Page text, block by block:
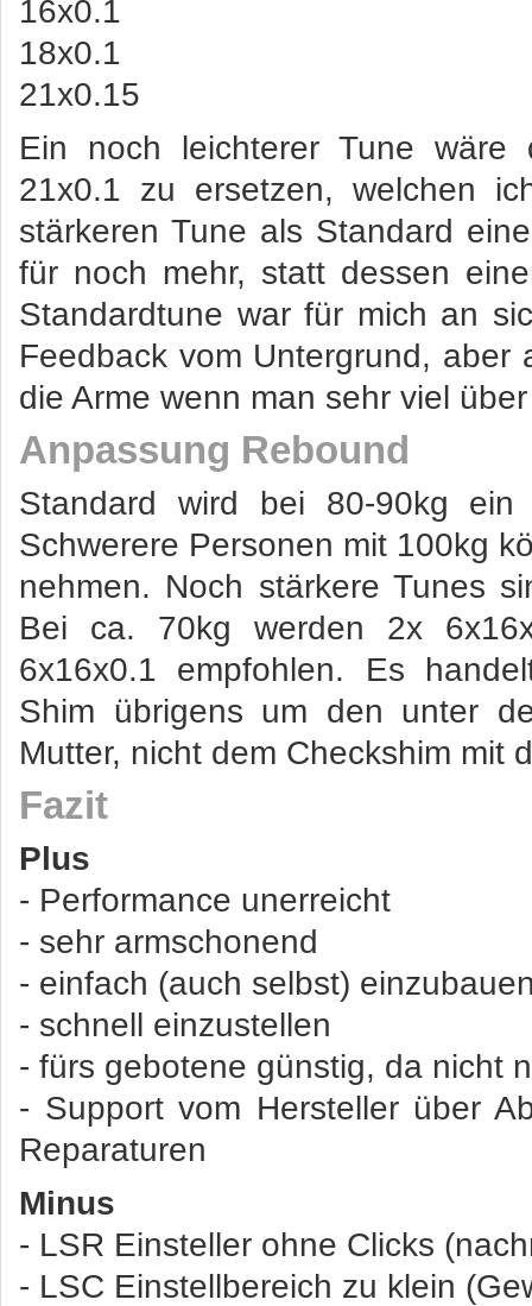
16x0.1
18x0.1
21x0.15
Ein noch leichterer Tune wäre
21x0.1 zu ersetzen, welchen
stärkeren Tune als Standard
für noch mehr, statt dessen
Standardtune war für mich an
Feedback vom Untergrund, aber
die Arme wenn man sehr viel
Anpassung Rebound
Standard wird bei 80-90kg ein
Schwerere Personen mit 100kg
nehmen. Noch stärkere Tunes
Bei ca. 70kg werden 2x
6x16x0.1 empfohlen. Es
Shim übrigens um den unter
Mutter, nicht dem Checkshim mit
Fazit
Plus
- Performance unerreicht
- sehr armschonend
- einfach (auch selbst)
- schnell einzustellen
- fürs gebotene günstig, da nicht
- Support vom Hersteller über
Reparaturen
Minus
- LSR Einsteller ohne Clicks
- LSC Einstellbereich zu klein